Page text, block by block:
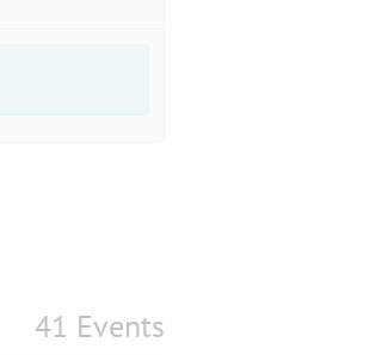
41 Events